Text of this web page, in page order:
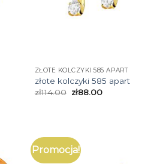
ZŁOTE KOLCZYKI 585 APART
złote kolczyki 585 apart
zł114.00 zł88.00
Promocja!